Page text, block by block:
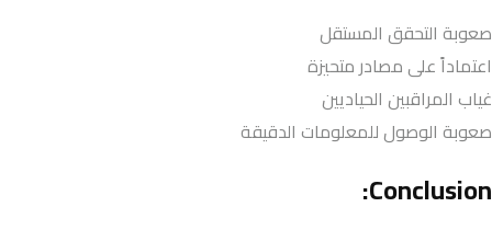
صعوبة التحقق المستقل
اعتماداً على مصادر متحيزة
غياب المراقبين الحياديين
صعوبة الوصول للمعلومات الدقيقة
Conclusion: